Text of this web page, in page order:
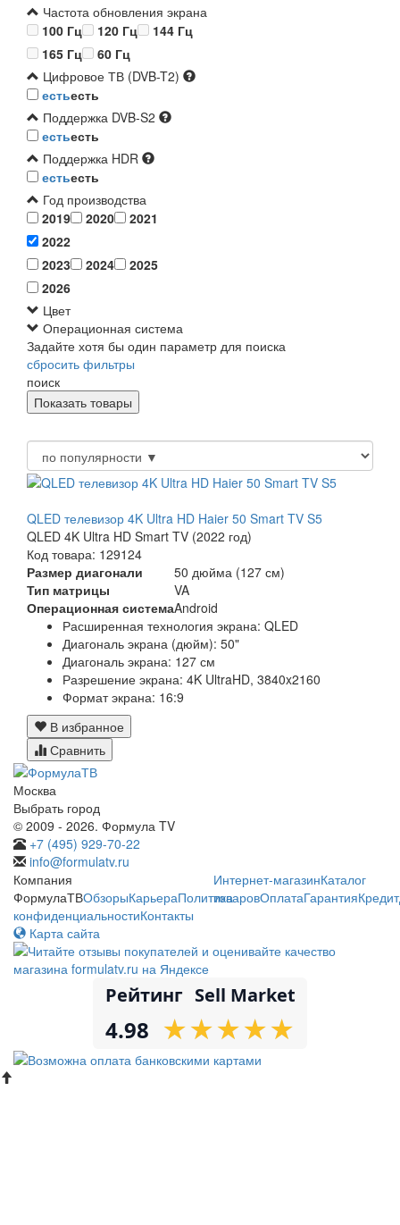
Частота обновления экрана
100 Гц
120 Гц
144 Гц
165 Гц
60 Гц
Цифровое ТВ (DVB-T2)
естьесть
Поддержка DVB-S2
естьесть
Поддержка HDR
естьесть
Год производства
2019
2020
2021
2022
2023
2024
2025
2026
Цвет
Операционная система
Задайте хотя бы один параметр для поиска
сбросить фильтры
поиск
QLED телевизор 4K Ultra HD Haier 50 Smart TV S5
QLED 4K Ultra HD Smart TV (2022 год)
Код товара: 129124
Размер диагонали
50 дюйма (127 см)
Тип матрицы
VA
Операционная системаAndroid
Расширенная технология экрана: QLED
Диагональ экрана (дюйм): 50"
Диагональ экрана: 127 см
Разрешение экрана: 4K UltraHD, 3840x2160
Формат экрана: 16:9
В избранное
Сравнить
Москва
Выбрать город
© 2009 - 2026. Формула TV
+7 (495) 929-70-22
info@formulatv.ru
Компания
ФормулаТВОбзорыКарьераПолитика
конфиденциальностиКонтакты
Интернет-магазинКаталог
товаровОплатаГарантияКредит
Карта сайта
Рейтинг Sell Market
4.98 ★
★★
★★
★★
★★
★